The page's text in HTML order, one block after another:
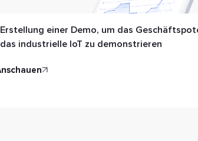
Erstellung einer Demo, um das
das industrielle IoT zu demonstrieren
anschauen